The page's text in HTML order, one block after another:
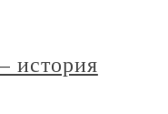
история